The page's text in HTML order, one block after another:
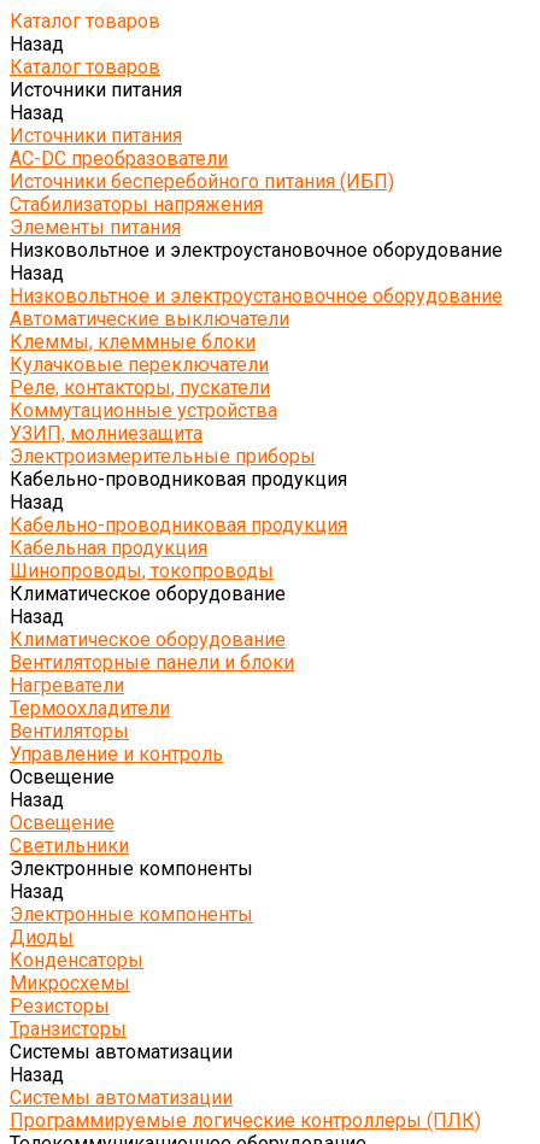
Каталог товаров
Назад
Каталог товаров
Источники питания
Назад
Источники питания
AC-DC преобразователи
Источники бесперебойного питания (ИБП)
Стабилизаторы напряжения
Элементы питания
Низковольтное и электроустановочное оборудование
Назад
Низковольтное и электроустановочное оборудование
Автоматические выключатели
Клеммы, клеммные блоки
Кулачковые переключатели
Реле, контакторы, пускатели
Коммутационные устройства
УЗИП, молниезащита
Электроизмерительные приборы
Кабельно-проводниковая продукция
Назад
Кабельно-проводниковая продукция
Кабельная продукция
Шинопроводы, токопроводы
Климатическое оборудование
Назад
Климатическое оборудование
Вентиляторные панели и блоки
Нагреватели
Термоохладители
Вентиляторы
Управление и контроль
Освещение
Назад
Освещение
Светильники
Электронные компоненты
Назад
Электронные компоненты
Диоды
Конденсаторы
Микросхемы
Резисторы
Транзисторы
Системы автоматизации
Назад
Системы автоматизации
Программируемые логические контроллеры (ПЛК)